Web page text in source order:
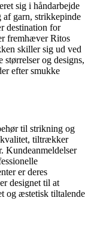
sig i håndarbejde
af garn, strikkepinde
destination for
fremhæver Ritos
skiller sig ud ved
og designs,
efter smukke
til strikning og
tiltrækker
Kundeanmeldelser
er deres
designet til at
og æstetisk tiltalende